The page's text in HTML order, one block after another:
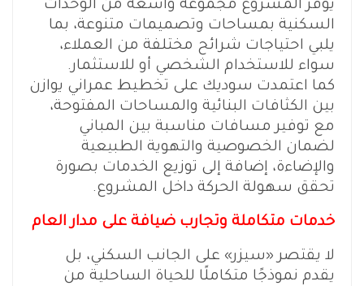
يوفر المشروع مجموعة واسعة من الوحدات
السكنية بمساحات وتصميمات متنوعة، بما
يلبي احتياجات شرائح مختلفة من العملاء،
سواء للاستخدام الشخصي أو للاستثمار.
كما اعتمدت سوديك على تخطيط عمراني يوازن
بين الكثافات البنائية والمساحات المفتوحة،
مع توفير مسافات مناسبة بين المباني
لضمان الخصوصية والتهوية الطبيعية
والإضاءة، إضافة إلى توزيع الخدمات بصورة
تحقق سهولة الحركة داخل المشروع.
خدمات متكاملة وتجارب ضيافة على مدار العام
لا يقتصر «سيزر» على الجانب السكني، بل
يقدم نموذجًا متكاملًا للحياة الساحلية من